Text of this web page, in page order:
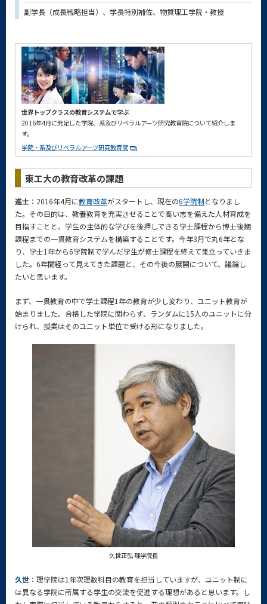
副学長（成長戦略担当）、学長特別補佐、物質理工学院・教授
世界トップクラスの教育システムで学ぶ
2016年4月に発足した学院、系及びリベラルアーツ研究教育院について紹介しま
す。
学院・系及びリベラルアーツ研究教育院
東工大の教育改革の課題
進士 ：2016年4月に教育改革がスタートし、現在の6学院制となりまし
た。その目的は、教養教育を充実させることで高い志を備えた人材育成を
目指すことと、学生の主体的な学びを後押しできる学士課程から博士後期
課程までの一貫教育システムを構築することです。今年3月で丸6年とな
り、学士1年から6学院制で学んだ学生が修士課程を終えて巣立っていきま
した。6年間経って見えてきた課題と、その今後の展開について、議論し
たいと思います。
まず、一貫教育の中で学士課程1年の教育が少し変わり、ユニット教育が
始まりました。合格した学院に関わらず、ランダムに15人のユニットに分
けられ、授業はそのユニット単位で受ける形になりました。
久世正弘 理学院長
久世 ：理学院は1年次理数科目の教育を担当していますが、ユニット制に
は異なる学院に所属する学生の交流を促進する理想があると思います。し